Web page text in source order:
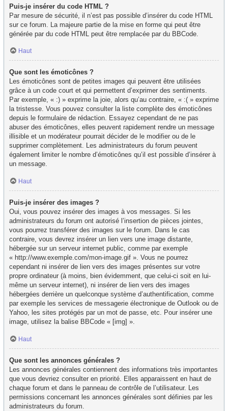
Puis-je insérer du code HTML ?
Par mesure de sécurité, il n’est pas possible d’insérer du code HTML
sur ce forum. La majeure partie de la mise en forme qui peut être
générée par du code HTML peut être remplacée par du BBCode.
Haut
Que sont les émoticônes ?
Les émoticônes sont de petites images qui peuvent être utilisées
grâce à un code court et qui permettent d’exprimer des sentiments.
Par exemple, « :) » exprime la joie, alors qu’au contraire, « :( » exprime
la tristesse. Vous pouvez consulter la liste complète des émoticônes
depuis le formulaire de rédaction. Essayez cependant de ne pas
abuser des émoticônes, elles peuvent rapidement rendre un message
illisible et un modérateur pourrait décider de le modifier ou de le
supprimer complètement. Les administrateurs du forum peuvent
également limiter le nombre d’émoticônes qu’il est possible d’insérer à
un message.
Haut
Puis-je insérer des images ?
Oui, vous pouvez insérer des images à vos messages. Si les
administrateurs du forum ont autorisé l’insertion de pièces jointes,
vous pourrez transférer des images sur le forum. Dans le cas
contraire, vous devrez insérer un lien vers une image distante,
hébergée sur un serveur internet public, comme par exemple
« http://www.exemple.com/mon-image.gif ». Vous ne pourrez
cependant ni insérer de lien vers des images présentes sur votre
propre ordinateur (à moins, bien évidemment, que celui-ci soit en lui-
même un serveur internet), ni insérer de lien vers des images
hébergées derrière un quelconque système d’authentification, comme
par exemple les services de messagerie électronique de Outlook ou de
Yahoo, les sites protégés par un mot de passe, etc. Pour insérer une
image, utilisez la balise BBCode « [img] ».
Haut
Que sont les annonces générales ?
Les annonces générales contiennent des informations très importantes
que vous devriez consulter en priorité. Elles apparaissent en haut de
chaque forum et dans le panneau de contrôle de l’utilisateur. Les
permissions concernant les annonces générales sont définies par les
administrateurs du forum.